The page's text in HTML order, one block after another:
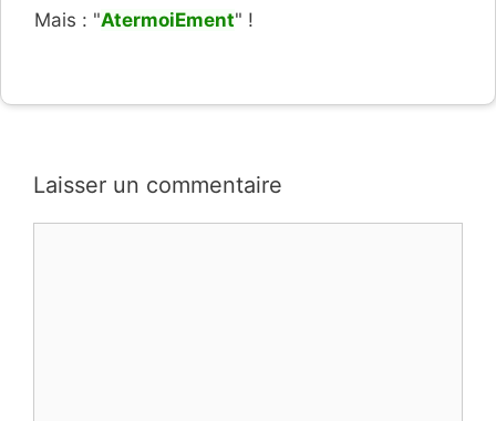
Mais : "AtermoiEment" !
Laisser un commentaire